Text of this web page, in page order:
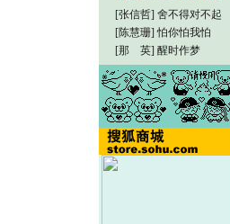
[张信哲] 舍不得对不起
[陈慧珊] 怕你怕我怕
[那 英] 醒时作梦